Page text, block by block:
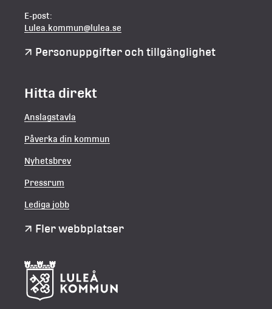
E-post:
Lulea.kommun@lulea.se
Personuppgifter och tillgänglighet
Hitta direkt
Anslagstavla
Påverka din kommun
Nyhetsbrev
Pressrum
Lediga jobb
Fler webbplatser